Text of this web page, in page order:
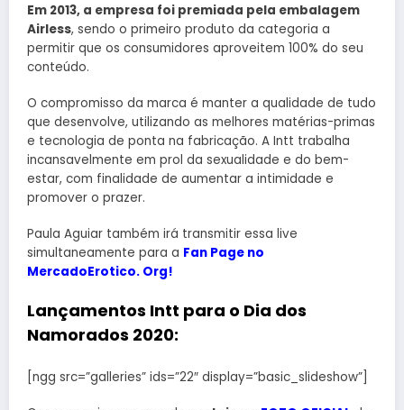
Em 2013, a empresa foi premiada pela embalagem
Airless, sendo o primeiro produto da categoria a
permitir que os consumidores aproveitem 100% do seu
conteúdo.
O compromisso da marca é manter a qualidade de tudo
que desenvolve, utilizando as melhores matérias-primas
e tecnologia de ponta na fabricação. A Intt trabalha
incansavelmente em prol da sexualidade e do bem-
estar, com finalidade de aumentar a intimidade e
promover o prazer.
Paula Aguiar também irá transmitir essa live
simultaneamente para a Fan Page no
MercadoErotico. Org!
Lançamentos Intt para o Dia dos
Namorados 2020:
[ngg src=”galleries” ids=”22″ display=”basic_slideshow”]